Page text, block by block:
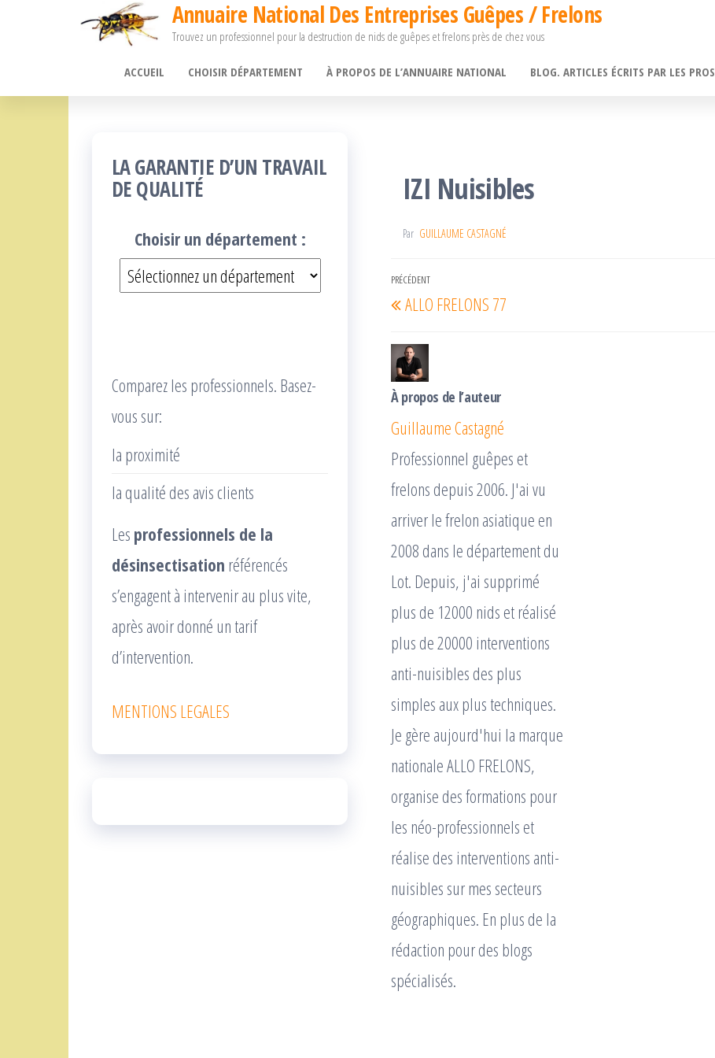
Annuaire National Des Entreprises Guêpes / Frelons
Trouvez un professionnel pour la destruction de nids de guêpes et frelons près de chez vous
ACCUEIL CHOISIR DÉPARTEMENT À PROPOS DE L’ANNUAIRE NATIONAL BLOG. ARTICLES ÉCRITS PAR LES PROS
IZI Nuisibles
Par GUILLAUME CASTAGNÉ
Navigation
de
Article
précédent
PRÉCÉDENT
ALLO FRELONS 77
À propos de l’auteur
Guillaume Castagné
Professionnel guêpes et
frelons depuis 2006. J'ai vu
arriver le frelon asiatique en
2008 dans le département du
Lot. Depuis, j'ai supprimé
plus de 12000 nids et réalisé
plus de 20000 interventions
anti-nuisibles des plus
simples aux plus techniques.
Je gère aujourd'hui la marque
nationale ALLO FRELONS,
organise des formations pour
les néo-professionnels et
réalise des interventions anti-
nuisibles sur mes secteurs
géographiques. En plus de la
rédaction pour des blogs
spécialisés.
LA GARANTIE D’UN TRAVAIL
DE QUALITÉ
Choisir un département :
Comparez les professionnels. Basez-
vous sur:
la proximité
la qualité des avis clients
Les professionnels de la
désinsectisation référencés
s’engagent à intervenir au plus vite,
après avoir donné un tarif
d’intervention.
MENTIONS LEGALES